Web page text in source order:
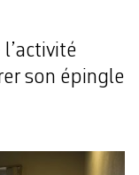
son épingle